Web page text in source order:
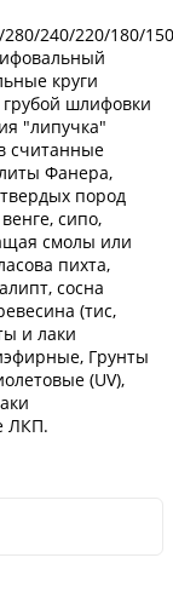
240/220/180/
круги
шлифовки
"липучка"
считанные
Фанера,
пород
сипо,
смолы или
пихта,
сосна
(тис,
и лаки
Грунты
(UV),
ЛКП.